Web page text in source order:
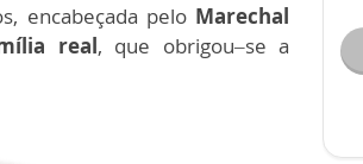
encabeçada pelo Marechal
real, que obrigou–se a